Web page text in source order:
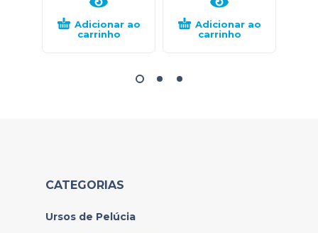
Adicionar ao
carrinho
Adicionar ao
carrinho
CATEGORIAS
Ursos de Pelúcia